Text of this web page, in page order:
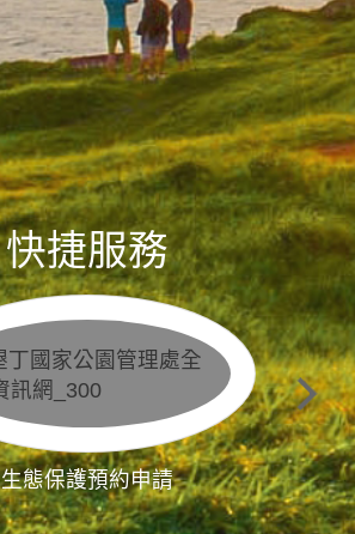
快捷服務
生態保護預約申請